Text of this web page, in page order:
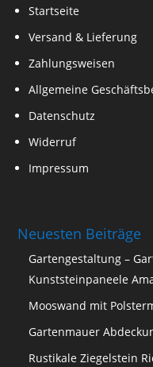
Startseite
Versand & Lieferung
Zahlungsweisen
Allgemeine
Datenschutz
Widerruf
Impressum
Neuesten Beiträge
Gartengestaltung –
Kunststeinpaneele
Mooswand mit
Gartenmauer
Rustikale Ziegelstein